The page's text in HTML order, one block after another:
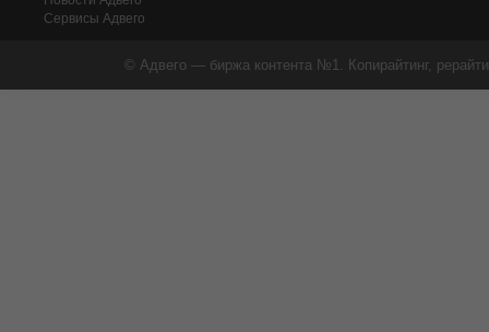
Сервисы Адвего
© Адвего — биржа контента №1. Копирайтинг,